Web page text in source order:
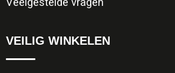
VEILIG WINKELEN